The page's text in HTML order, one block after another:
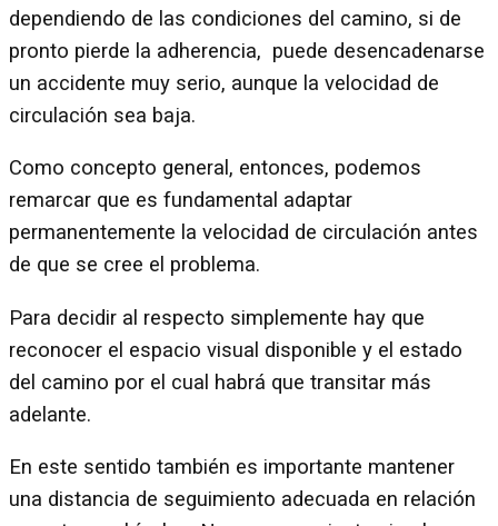
dependiendo de las condiciones del camino, si de
pronto pierde la adherencia, puede desencadenarse
un accidente muy serio, aunque la velocidad de
circulación sea baja.
Como concepto general, entonces, podemos
remarcar que es fundamental adaptar
permanentemente la velocidad de circulación antes
de que se cree el problema.
Para decidir al respecto simplemente hay que
reconocer el espacio visual disponible y el estado
del camino por el cual habrá que transitar más
adelante.
En este sentido también es importante mantener
una distancia de seguimiento adecuada en relación